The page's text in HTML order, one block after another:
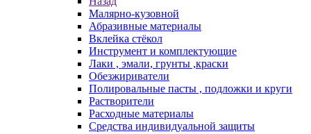
Малярно-кузовной
Абразивные материалы
Вклейка стёкол
Инструмент и комплектующие
Лаки , эмали, грунты ,краски
Обезжириватели
Полировальные пасты , подложки и круги
Растворители
Расходные материалы
Средства индивидуальной защиты